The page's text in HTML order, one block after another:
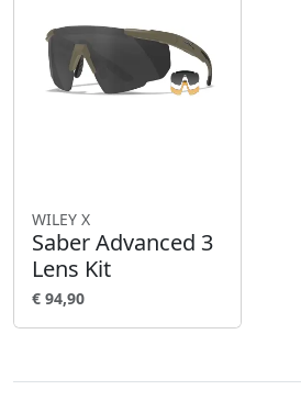
WILEY X
Saber Advanced 3
Lens Kit
€ 94,90